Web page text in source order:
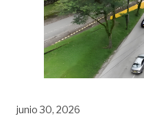
junio 30, 2026